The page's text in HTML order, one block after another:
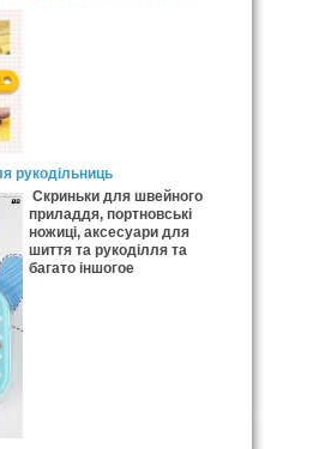
рукодільниць
Скриньки для швейного
приладдя, портновські
ножиці, аксесуари для
шиття та рукоділля та
багато іншогое